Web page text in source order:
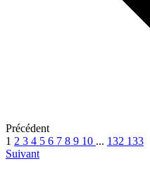
Précédent
1 2 3 4 5 6 7 8 9 10 ... 132 133
Suivant